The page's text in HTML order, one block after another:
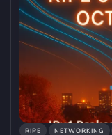
RIPE NETWORKING